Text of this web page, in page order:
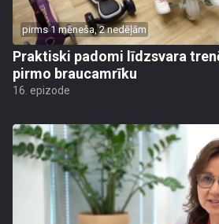
pirms 1 mēneša, 2 nedēļām
Praktiski padomi līdzsvara
pirmo braucamrīku
16. epizode